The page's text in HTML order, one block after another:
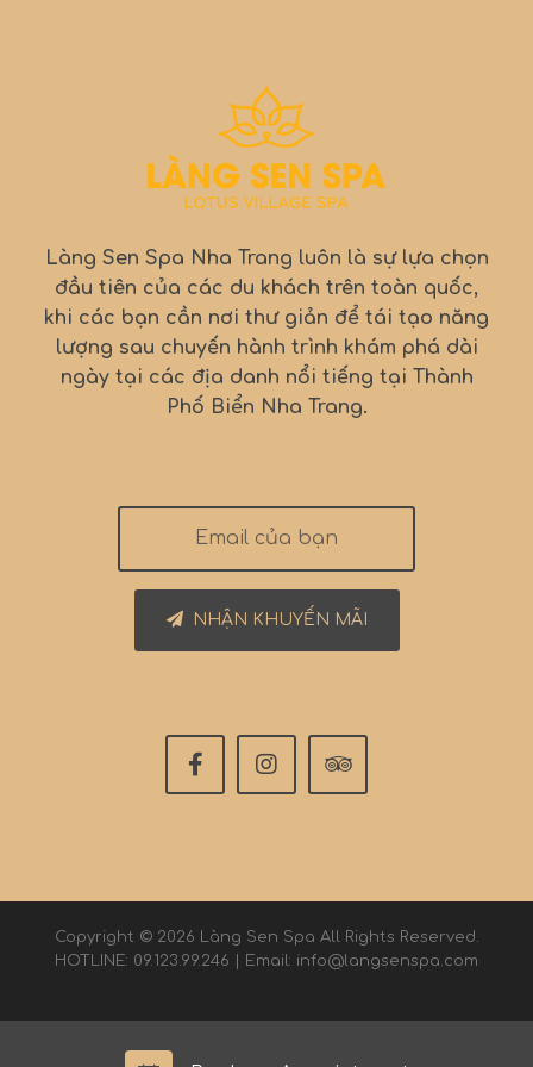
Làng Sen Spa Nha Trang luôn là sự lựa chọn
đầu tiên của các du khách trên toàn quốc,
khi các bạn cần nơi thư giản để tái tạo năng
lượng sau chuyến hành trình khám phá dài
ngày tại các địa danh nổi tiếng tại Thành
Phố Biển Nha Trang.
NHẬN KHUYẾN MÃI
Copyright © 2026 Làng Sen Spa All Rights Reserved.
HOTLINE: 09.123.99.246 | Email: info@langsenspa.com